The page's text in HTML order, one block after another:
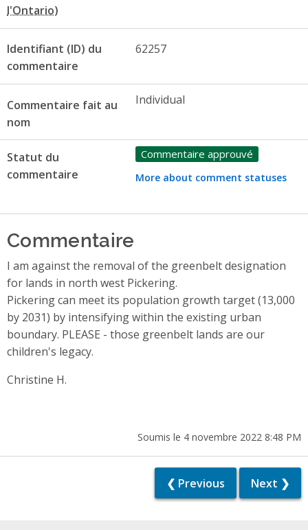
Identifiant (ID) du
commentaire
62257
Commentaire fait au
nom
Individual
Statut du
commentaire
Commentaire approuvé
More about comment statuses
Commentaire
I am against the removal of the greenbelt designation
for lands in north west Pickering.
Pickering can meet its population growth target (13,000
by 2031) by intensifying within the existing urban
boundary. PLEASE - those greenbelt lands are our
children's legacy.
Christine H.
Soumis le 4 novembre 2022 8:48 PM
❮ Previous Next ❯